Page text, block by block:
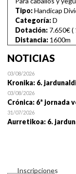
Tipo:Handicap
Categoría:D
Dotación: 7.650€ (
Distancia: 1600m
NOTICIAS
03/08/2026
Kronika: 6.
03/08/2026
Crónica: 6ª jornada
31/07/2026
Aurretikoa: 6.
Inscripciones